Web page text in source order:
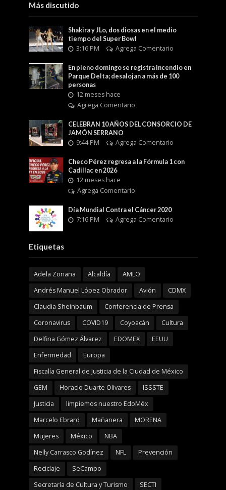
Más discutido
Shakira y JLo, dos diosas en el medio
tiempo del Super Bowl
3:16 PM Agrega Comentario
En pleno domingo se registra incendio en
Parque Delta; desalojan a más de 100
personas
12 meses hace
Agrega Comentario
CELEBRAN 10 AÑOS DEL CONSORCIO DE
JAMÓN SERRANO
9:44 PM Agrega Comentario
Checo Pérez regresa a la Fórmula 1 con
Cadillac en 2026
12 meses hace
Agrega Comentario
Día Mundial Contra el Cáncer 2020
7:16 PM Agrega Comentario
Etiquetas
Adela Zonana Alcaldía
AMLO
Andrés Manuel López Obrador
Avión
CDMX
Claudia Sheinbaum
Conferencia de Prensa
Coronavirus
COVID19 Coyoacán
Cultura
Delfina Gómez Álvarez
EDOMEX
EEUU
Enfermedad
Europa
Fiscalía General de Justicia de la Ciudad de México
GEM
Horacio Duarte Olivares
ISSSTE
Justicia
limpiemos nuestro EdoMéx
Marcelo Ebrard
Mañanera
MORENA
Mujeres
México
NBA
Nelly Carrasco Godínez
NFL
Prevención
Reciclaje
SeCampo
Secretaría de Cultura y Turismo
SECTI